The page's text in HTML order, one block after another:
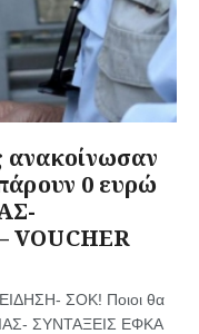
0 ευρώ
ΣΟΚ! Ποιοι θα
ΣΥΝΤΑΞΕΙΣ ΕΦΚΑ